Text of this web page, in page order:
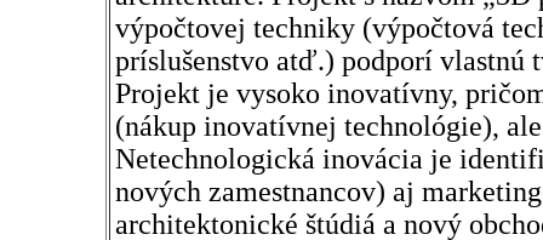
výpočtovej techniky (výpočtová
príslušenstvo atď.) podporí vlastnú
Projekt je vysoko inovatívny,
(nákup inovatívnej technológie),
Netechnologická inovácia je
nových zamestnancov) aj
architektonické štúdiá a nový